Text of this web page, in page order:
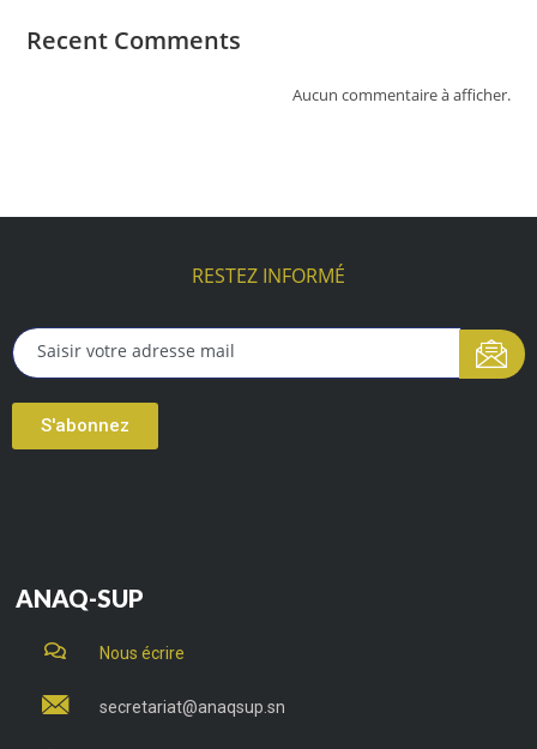
Recent Comments
Aucun commentaire à afficher.
RESTEZ INFORMÉ
S'abonnez
ANAQ-SUP
Nous écrire
secretariat@anaqsup.sn